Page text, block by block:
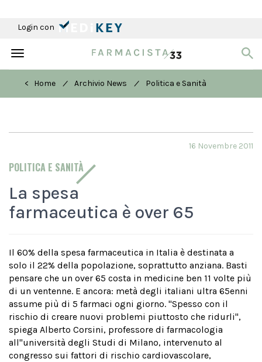
Login con
Toggle
< Home
/ Archivio News / Politica e Sanità
POLITICA E SANITÀ
16 Novembre 2011
La spesa
farmaceutica è over 65
Il 60% della spesa farmaceutica in Italia è destinata a
solo il 22% della popolazione, soprattutto anziana. Basti
pensare che un over 65 costa in medicine ben 11 volte più
di un ventenne. E ancora: metà degli italiani ultra 65enni
assume più di 5 farmaci ogni giorno. "Spesso con il
rischio di creare nuovi problemi piuttosto che ridurli",
spiega Alberto Corsini, professore di farmacologia
all''università degli Studi di Milano, intervenuto al
congresso sui fattori di rischio cardiovascolare,